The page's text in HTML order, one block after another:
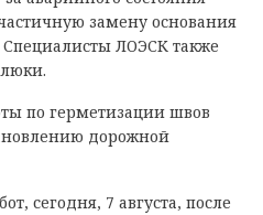
замену основания
Специалисты ЛОЭСК также
по герметизации швов
дорожной
сегодня, 7 августа, после